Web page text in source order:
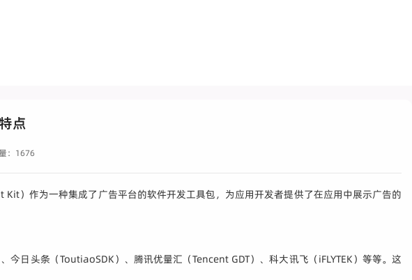
点
：1676
）作为一种集成了广告平台的软件开发工具包，为应用开发者提供了在应用中展示广告的
日头条（ToutiaoSDK）、腾讯优量汇（Tencent GDT）、科大讯飞（iFLYTEK）等等。这